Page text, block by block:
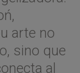
arte no
sino que
al